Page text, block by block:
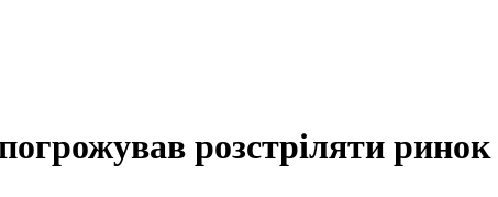
розстріляти